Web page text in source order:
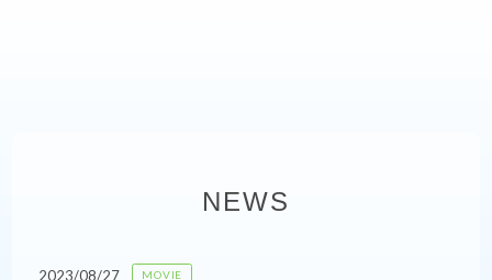
NEWS
2023/08/27 MOVIE